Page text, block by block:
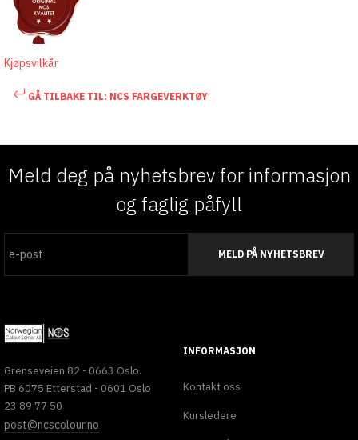
Kjøpsvilkår
GÅ TILBAKE TIL: NCS FARGEVERKTØY
Meld deg på nyhetsbrev for informasjon
og faglig påfyll
MELD PÅ NYHETSBREV
Grenseveien 82 - 0663 Oslo.
PB 6075 Etterstad - 0601 Oslo
23 89 77 50
post@ncscolour.no
INFORMASJON
Kontakt oss
Kursledere